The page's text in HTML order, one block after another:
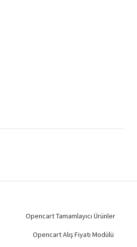
Opencart Tamamlayıcı Ürünler
Opencart Alış Fiyatı Modülü